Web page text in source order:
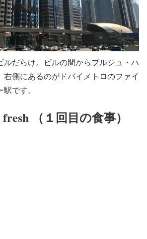
ルだらけ。ビルの間からブルジュ・ハ
右側にあるのがドバイメトロのファイ
です。
（１回目の食事）